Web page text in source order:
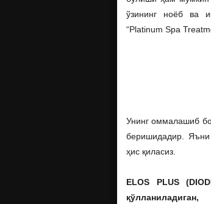
ўзининг ноёб ва
“Platinum Spa
Унинг оммалашиб
беришидадир. Яъни
ҳис қиласиз.
ELOS PLUS